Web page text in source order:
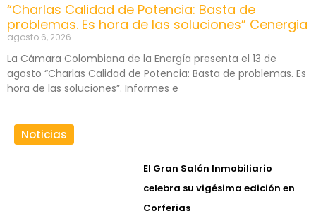
“Charlas Calidad de Potencia: Basta de
problemas. Es hora de las soluciones” Cenergia
agosto 6, 2026
La Cámara Colombiana de la Energía presenta el 13 de
agosto “Charlas Calidad de Potencia: Basta de problemas. Es
hora de las soluciones”. Informes e
Noticias
El Gran Salón Inmobiliario
celebra su vigésima edición en
Corferias